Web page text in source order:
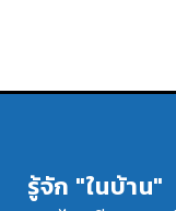
รู้จัก "ในบ้าน"